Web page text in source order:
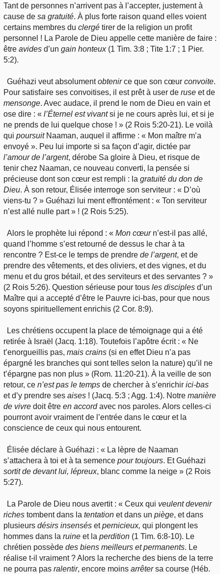
Tant de personnes n’arrivent pas à l’accepter, justement à
cause de sa gratuité. À plus forte raison quand elles voient
certains membres du clergé tirer de la religion un profit
personnel ! La Parole de Dieu appelle cette manière de faire :
être avides d’un gain honteux(1 Tim. 3:8 ; Tite 1:7 ; 1 Pier.
5:2).
Guéhazi veut absolumentobtenirce que son cœurconvoite.
Pour satisfaire ses convoitises, il est prêt à user de ruse et de
mensonge. Avec audace, il prend le nom de Dieu en vain et
ose dire : « l’Éternel est vivantsi je ne cours après lui, et si je
ne prends de lui quelque chose ! » (2 Rois 5:20-21). Le voilà
qui poursuitNaaman, auquel il affirme : « Mon maître m’a
envoyé ». Peu lui importe si sa façon d’agir, dictée par
l’amourde l’argent, dérobe Sa gloire à Dieu, et risque de
tenir chez Naaman, ce nouveau converti, la pensée si
précieuse dont son cœur est rempli : la gratuité du don de
Dieu. À son retour, Élisée interroge son serviteur : « D’où
viens-tu ? » Guéhazi lui ment effrontément : « Ton serviteur
n’est allé nulle part » ! (2 Rois 5:25).
Alors le prophète lui répond : «Mon cœurn’est-il pas allé,
quand l’homme s’est retourné de dessus le char à ta
rencontre ? Est-ce le temps de prendre de l’argent, et de
prendre des vêtements, et des oliviers, et des vignes, et du
menu et du gros bétail, et des serviteurs et des servantes ? »
(2 Rois 5:26). Question sérieuse pour tous les disciples d’un
Maître qui a accepté d’être le Pauvre ici-bas, pour que nous
soyons spirituellement enrichis (2 Cor. 8:9).
Les chrétiens occupent la place de témoignage qui a été
retirée à Israël (Jacq. 1:18). Toutefois l’apôtre écrit : « Ne
t’enorgueillis pas, mais crains (si en effet Dieu n’a pas
épargné les branches qui sont telles selon la nature) qu’il ne
t’épargne pas non plus » (Rom. 11:20-21). À la veille de son
retour, ce n’estpas le temps de chercher à s’enrichir ici-bas
et d’y prendre ses aises ! (Jacq. 5:3 ; Agg. 1:4). Notre manière
de vivre doit être en accordavec nos paroles. Alors celles-ci
pourront avoir vraiment de l’entrée dans le cœur et la
conscience de ceux qui nous entourent.
Élisée déclare à Guéhazi : « La lèpre de Naaman
s’attachera à toi et à ta semence pourtoujours. Et Guéhazi
sortitde devant lui, lépreux, blanc comme la neige » (2 Rois
5:27).
La Parole de Dieu nous avertit : « Ceux qui veulentdevenir
riches tombent dans la tentation et dans un piège, et dans
plusieurs désirs insensés etpernicieux, qui plongent les
hommes dans la ruine et la perdition (1 Tim. 6:8-10). Le
chrétien possède des biens meilleurs et permanents. Le
réalise t-il vraiment ? Alors la recherche des biens de la terre
ne pourra pas ralentir, encore moins arrêtersa course (Héb.